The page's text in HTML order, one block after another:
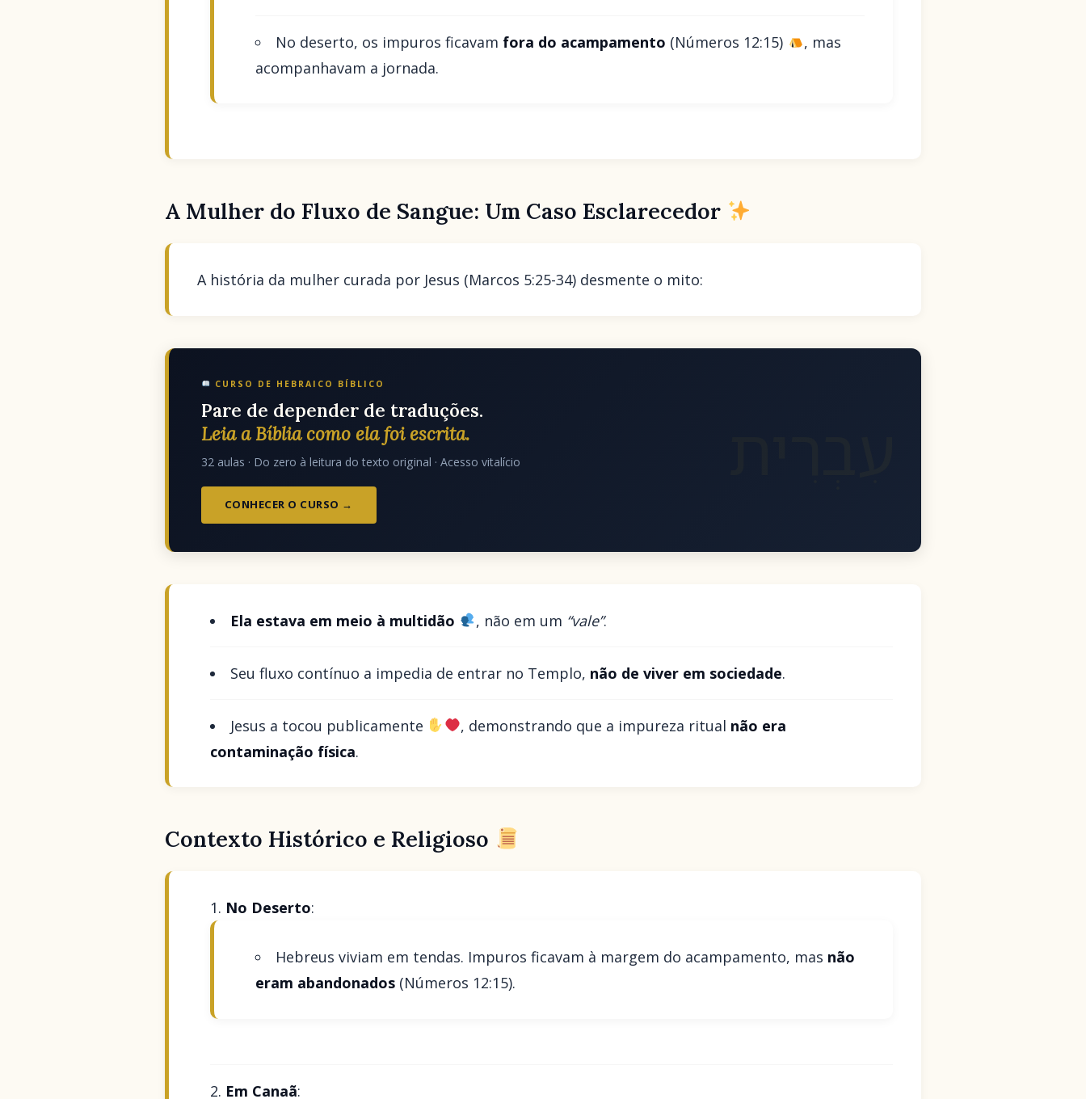
No deserto, os impuros ficavam fora do acampamento (Números 12:15)
, mas
acompanhavam a jornada.
A Mulher do Fluxo de Sangue: Um Caso Esclarecedor
A história da mulher curada por Jesus (Marcos 5:25-34) desmente o mito:
CURSO DE HEBRAICO BÍBLICO
Pare de depender de traduções.
Leia a Bíblia como ela foi escrita.
32 aulas · Do zero à leitura do texto original · Acesso vitalício
CONHECER O CURSO →
Ela estava em meio à multidão , não em um “vale”.
Seu fluxo contínuo a impedia de entrar no Templo, não de viver em sociedade.
Jesus a tocou publicamente , demonstrando que a impureza ritual não era
contaminação física.
Contexto Histórico e Religioso
No Deserto:
Hebreus viviam em tendas. Impuros ficavam à margem do acampamento, mas não
eram abandonados (Números 12:15).
Em Canaã: